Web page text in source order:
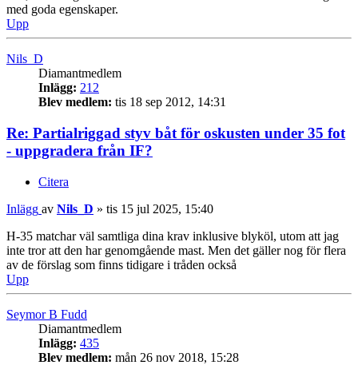
med goda egenskaper.
Upp
Nils_D
Diamantmedlem
Inlägg: 212
Blev medlem: tis 18 sep 2012, 14:31
Re: Partialriggad styv båt för oskusten under 35 fot
- uppgradera från IF?
Citera
Inlägg av Nils_D » tis 15 jul 2025, 15:40
H-35 matchar väl samtliga dina krav inklusive blyköl, utom att jag
inte tror att den har genomgående mast. Men det gäller nog för flera
av de förslag som finns tidigare i tråden också
Upp
Seymor B Fudd
Diamantmedlem
Inlägg: 435
Blev medlem: mån 26 nov 2018, 15:28